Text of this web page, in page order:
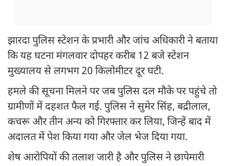
झारदा पुलिस स्टेशन के प्रभारी और जांच अधिकारी ने बताया
कि यह घटना मंगलवार दोपहर करीब 12 बजे स्टेशन
मुख्यालय से लगभग 20 किलोमीटर दूर घटी.
हमले की सूचना मिलने पर जब पुलिस दल मौके पर पहुंचे तो
ग्रामीणों में दहशत फैल गई. पुलिस ने सुमेर सिंह, बद्रीलाल,
कचरू और तीन अन्य को गिरफ्तार कर लिया, जिन्हें बाद में
अदालत में पेश किया गया और जेल भेज दिया गया.
शेष आरोपियों की तलाश जारी है और पुलिस ने छापेमारी